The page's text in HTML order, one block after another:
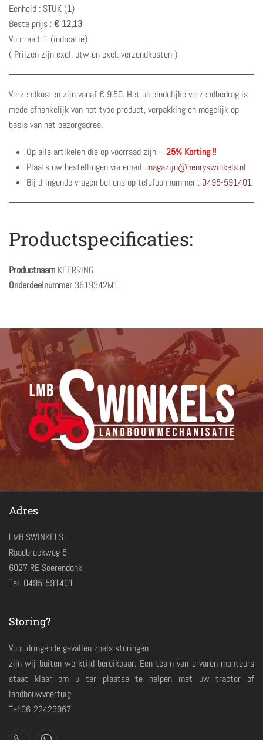
Eenheid : STUK (1)
Beste prijs :€ 12,13
Voorraad: 1 (indicatie)
( Prijzen zijn excl. btw en excl. verzendkosten )
Verzendkosten zijn vanaf € 9.50. Het uiteindelijke verzendbedrag is
mede afhankelijk van het type product, verpakking en mogelijk op
basis van het bezorgadres.
Op alle artikelen die op voorraad zijn – 25% Korting !!
Plaats uw bestellingen via email: magazijn@henryswinkels.nl
Bij dringende vragen bel ons op telefoonnummer : 0495-591401
Productspecificaties:
Productnaam KEERRING
Onderdeelnummer 3619342M1
Adres
LMB SWINKELS
Raadbroekweg 5
6027 RE Soerendonk
Tel. 0495-591401
Storing?
Voor dringende gevallen zoals storingen
zijn wij buiten werktijd bereikbaar. Een team van ervaren monteurs
staat klaar om u ter plaatse te helpen met uw tractor of
landbouwvoertuig.
Tel:06-22423967